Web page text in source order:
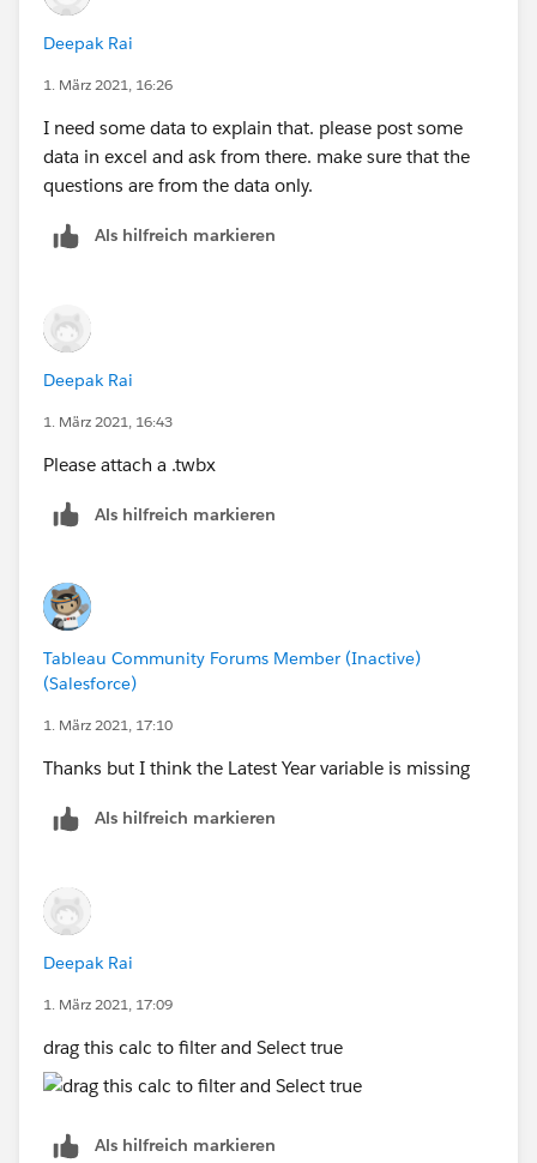
Deepak Rai
1. März 2021, 16:26
I need some data to explain that. please post some
data in excel and ask from there. make sure that the
questions are from the data only.
Als hilfreich markieren
Deepak Rai
1. März 2021, 16:43
Please attach a .twbx
Als hilfreich markieren
Tableau Community Forums Member (Inactive)
(Salesforce)
1. März 2021, 17:10
Thanks but I think the Latest Year variable is missing
Als hilfreich markieren
Deepak Rai
1. März 2021, 17:09
drag this calc to filter and Select true
Als hilfreich markieren